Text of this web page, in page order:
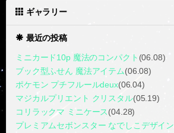
ギャラリー
最近の投稿
ミニカード10p 魔法のコンパクト (06.08)
ブック型ふせん 魔法アイテム(06.08)
ポケモン プチフルールdeux(06.04)
マジカルプリエント クリスタル(05.19)
コリラックマ ミニケース(04.28)
プレミアムセボンスター なでしこデザイン